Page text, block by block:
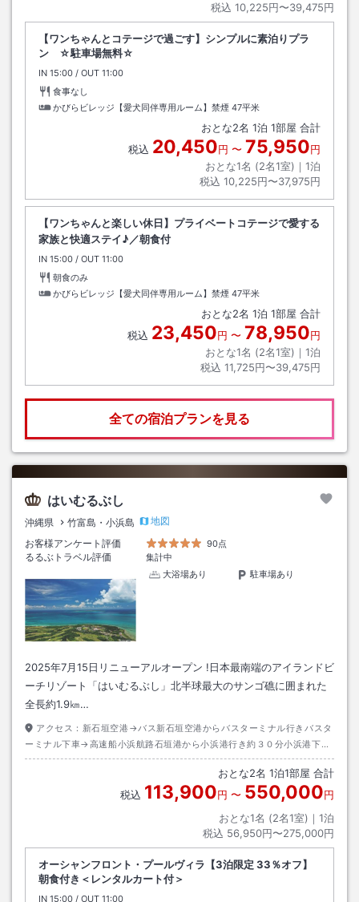
税込 10,225円〜39,475円
【ワンちゃんとコテージで過ごす】シンプルに素泊りプラ
ン ☆駐車場無料☆
IN チェックイン
15:00 / OUT チェックアウト
11:00
食事なし
かびらビレッジ【愛犬同伴専用ルーム】禁煙 47平米
おとな2名 1泊 1部屋 合計
税込 20,450円 〜 75,950円
おとな1名 (2名1室)｜ 1泊
税込 10,225円〜37,975円
【ワンちゃんと楽しい休日】プライベートコテージで愛する
家族と快適ステイ♪／朝食付
IN チェックイン
15:00 / OUT チェックアウト
11:00
朝食のみ
かびらビレッジ【愛犬同伴専用ルーム】禁煙 47平米
おとな2名 1泊 1部屋 合計
税込 23,450円 〜 78,950円
おとな1名 (2名1室)｜ 1泊
税込 11,725円〜39,475円
全ての宿泊プランを見る
はいむるぶし
沖縄県 竹富島・小浜島
地図
お客様アンケート評価
90点
るるぶトラベル評価
集計中
大浴場あり
駐車場あり
2025年7月15日リニューアルオープン !日本最南端のアイランドビ
ーチリゾート「はいむるぶし」北半球最大のサンゴ礁に囲まれた
全長約1.9㎞…
アクセス： 新石垣空港→バス新石垣空港からバスターミナル行きバスタ
ーミナル下車→高速船小浜航路石垣港から小浜港行き約３０分小浜港下船
→無料送迎バス約５分→徒歩約０分
おとな2名 1泊1部屋 合計
税込 113,900円 〜 550,000円
おとな1名 (2名1室)｜ 1泊
税込 56,950円〜275,000円
オーシャンフロント・プールヴィラ【3泊限定 33％オフ】
朝食付き＜レンタルカート付＞
IN チェックイン
15:00 / OUT チェックアウト
11:00